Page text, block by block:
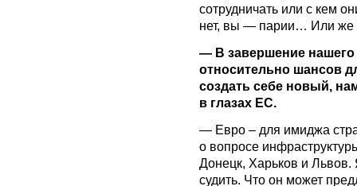
сотрудничать или с кем
нет, вы — парии… Или же
— В завершение нашего
относительно шансов
создать себе новый,
в глазах ЕС.
— Евро – для имиджа
о вопросе
Донецк, Харьков и Львов.
судить. Что он может